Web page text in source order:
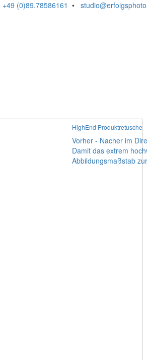
+49 (0)89.78586161 •
HighEnd Produktretusche
Vorher - Nacher im
Damit das extrem
Abbildungsmaßstab